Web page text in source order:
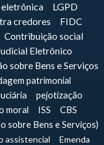
LGPD
credores
FIDC
Contribuição social
Eletrônico
sobre Bens e Serviços
patrimonial
pejotização
moral ISS
CBS
sobre Bens e Serviços)
assistencial
Emenda